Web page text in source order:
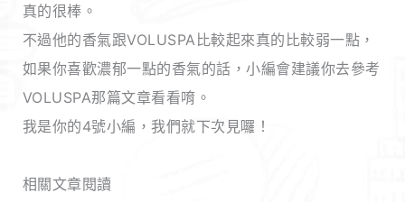
真的很棒。
不過他的香氣跟VOLUSPA比較起來真的比較弱一點，
如果你喜歡濃郁一點的香氣的話，小編會建議你去參考
VOLUSPA那篇文章看看唷。
我是你的4號小編，我們就下次見囉！
相關文章閱讀